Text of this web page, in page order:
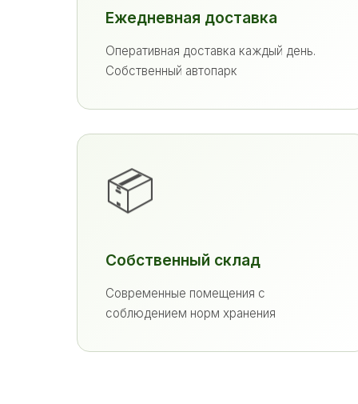
Ежедневная доставка
Оперативная доставка каждый день.
Собственный автопарк
📦
Собственный склад
Современные помещения с
соблюдением норм хранения